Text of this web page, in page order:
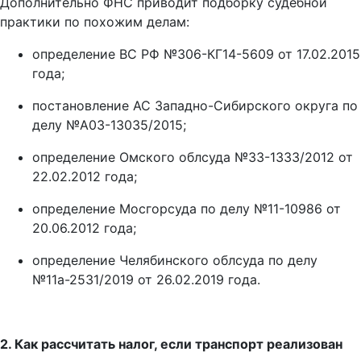
практики по похожим делам:
определение ВС РФ №306-КГ14-5609 от 17.02.2015
года;
постановление АС Западно-Сибирского округа по
делу №А03-13035/2015;
определение Омского облсуда №33-1333/2012 от
22.02.2012 года;
определение Мосгорсуда по делу №11-10986 от
20.06.2012 года;
определение Челябинского облсуда по делу
№11а-2531/2019 от 26.02.2019 года.
2. Как рассчитать налог, если транспорт реализован